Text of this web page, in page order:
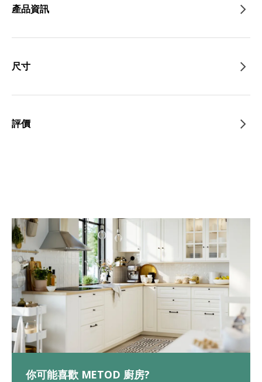
產品資訊
尺寸
評價
你可能喜歡 METOD 廚房?